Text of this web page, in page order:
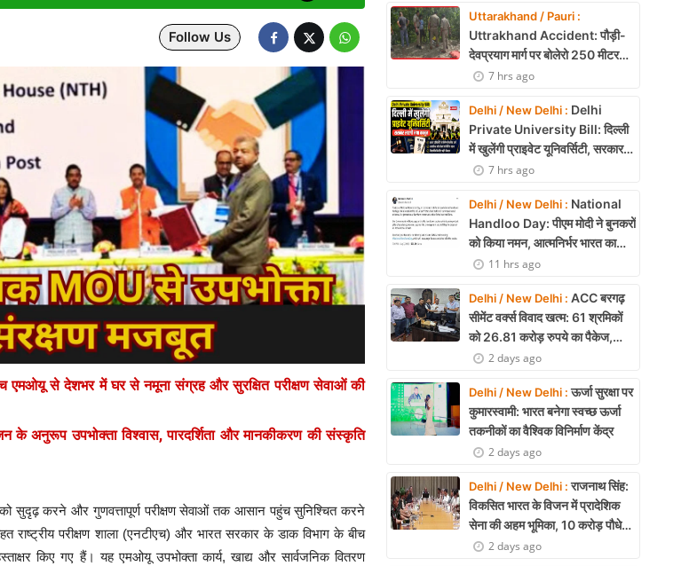
Follow Us
एमओयू से देशभर में घर से नमूना संग्रह और सुरक्षित परीक्षण सेवाओं की
के अनुरूप उपभोक्ता विश्वास, पारदर्शिता और मानकीकरण की संस्कृति
को सुदृढ़ करने और गुणवत्तापूर्ण परीक्षण सेवाओं तक आसान पहुंच सुनिश्चित करने
राष्ट्रीय परीक्षण शाला (एनटीएच) और भारत सरकार के डाक विभाग के बीच
किए गए हैं। यह एमओयू उपभोक्ता कार्य, खाद्य और सार्वजनिक वितरण
Uttarakhand / Pauri :
Uttrakhand Accident: पौड़ी-
देवप्रयाग मार्ग पर बोलेरो 250 मीटर
खाई में गिरी, 5 लोगों की मौत
7 hrs ago
Delhi / New Delhi : Delhi
Private University Bill: दिल्ली
में खुलेंगी प्राइवेट यूनिवर्सिटी, सरकार
लाएगी नया कानून
7 hrs ago
Delhi / New Delhi : National
Handloo Day: पीएम मोदी ने बुनकरों
को किया नमन, आत्मनिर्भर भारत का
बताया मजबूत आधार
11 hrs ago
Delhi / New Delhi : ACC बरगढ़
सीमेंट वर्क्स विवाद खत्म: 61 श्रमिकों
को 26.81 करोड़ रुपये का पैकेज,
समझौते पर मुहर
2 days ago
Delhi / New Delhi :ऊर्जा सुरक्षा पर
कुमारस्वामी: भारत बनेगा स्वच्छ ऊर्जा
तकनीकों का वैश्विक विनिर्माण केंद्र
2 days ago
Delhi / New Delhi :राजनाथ सिंह:
विकसित भारत के विजन में प्रादेशिक
सेना की अहम भूमिका, 10 करोड़ पौधे
लगाने का रिकॉर्ड
2 days ago